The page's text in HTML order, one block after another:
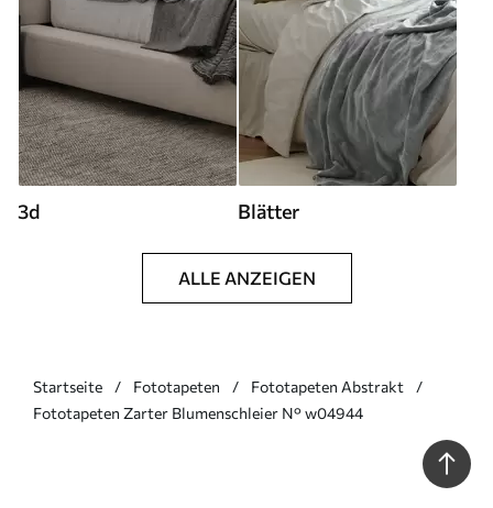
3d Blätter
ALLE ANZEIGEN
Startseite Fototapeten
Fototapeten Abstrakt
Fototapeten Zarter Blumenschleier N° w04944